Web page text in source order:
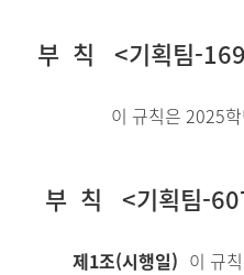
부 칙 <기획팀-
이 규칙은 2025
부 칙 <기획팀-
제1조(시행일) 이 규